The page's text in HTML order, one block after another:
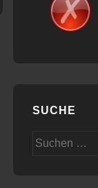
SUCHE
Suchen